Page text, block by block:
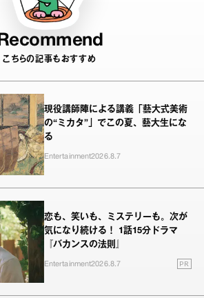
Recommend
こちらの記事もおすすめ
現役講師陣による講義「藝大式美術
の“ミカタ”」でこの夏、藝大生にな
る
Entertainment2026.8.7
恋も、笑いも、ミステリーも。次が
気になり続ける！ 1話15分ドラマ
『バカンスの法則』
Entertainment2026.8.7 PR